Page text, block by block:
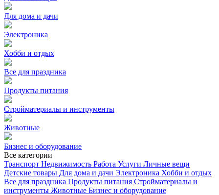
Для дома и дачи
Электроника
Хобби и отдых
Все для праздника
Продукты питания
Стройматериалы и инструменты
Животные
Бизнес и оборудование
Все категории
Транспорт Недвижимость Работа Услуги Личные вещи
Детские товары Для дома и дачи Электроника Хобби и отдых
Все для праздника Продукты питания Стройматериалы и
инструменты Животные Бизнес и оборудование